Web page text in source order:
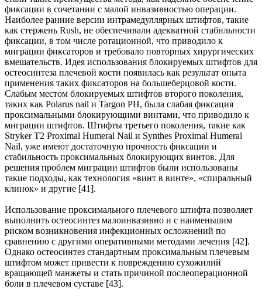
фиксации в сочетании с малой инвазивностью операции.
Наиболее ранние версии интрамедуллярных штифтов, такие
как стержень Rush, не обеспечивали адекватной стабильности
фиксации, в том числе ротационной, что приводило к
миграции фиксаторов и требовало повторных хирургических
вмешательств. Идея использования блокируемых штифтов для
остеосинтеза плечевой кости появилась как результат опыта
применения таких фиксаторов на большеберцовой кости.
Слабым местом блокируемых штифтов второго поколения,
таких как Polarus nail и Targon PH, была слабая фиксация
проксимальными блокирующими винтами, что приводило к
миграции штифтов. Штифты третьего поколения, такие как
Stryker T2 Proximal Humeral Nail и Synthes Proximal Humeral
Nail, уже имеют достаточную прочность фиксации и
стабильность проксимальных блокирующих винтов. Для
решения проблем миграции штифтов были использованы
такие подходы, как технология «винт в винте», «спиральный
клинок» и другие [41].
Использование проксимального плечевого штифта позволяет
выполнить остеосинтез малоинвазивно и с наименьшим
риском возникновения инфекционных осложнений по
сравнению с другими оперативными методами лечения [42].
Однако остеосинтез стандартным проксимальным плечевым
штифтом может привести к повреждению сухожилий
вращающей манжеты и стать причиной послеоперационной
боли в плечевом суставе [43].